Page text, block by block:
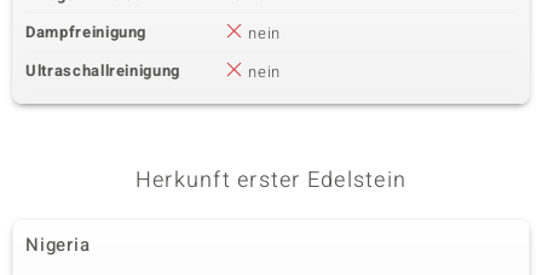
Dampfreinigung
nein
Ultraschallreinigung
nein
Herkunft erster Edelstein
Nigeria